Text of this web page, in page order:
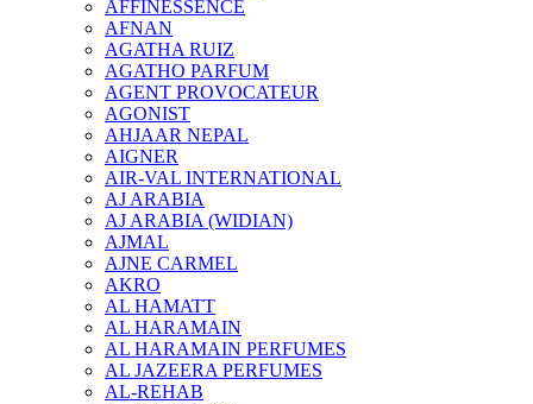
AFFINESSENCE
AFNAN
AGATHA RUIZ
AGATHO PARFUM
AGENT PROVOCATEUR
AGONIST
AHJAAR NEPAL
AIGNER
AIR-VAL INTERNATIONAL
AJ ARABIA
AJ ARABIA (WIDIAN)
AJMAL
AJNE CARMEL
AKRO
AL HAMATT
AL HARAMAIN
AL HARAMAIN PERFUMES
AL JAZEERA PERFUMES
AL-REHAB